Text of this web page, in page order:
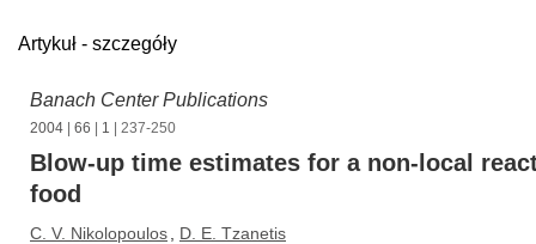
Artykuł - szczegóły
Banach Center Publications
2004 66 1 | 237-250
Blow-up time estimates for a non-local
food
C. V. Nikolopoulos D. E. Tzanetis